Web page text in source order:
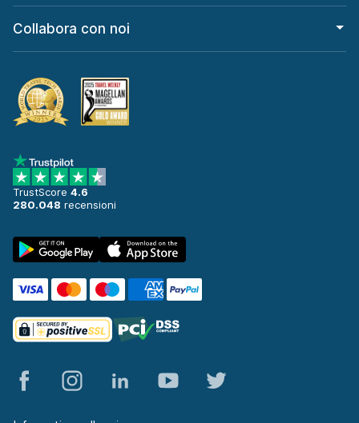
Collabora con noi
TrustScore 4.6
280.048 recensioni